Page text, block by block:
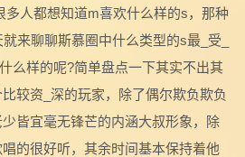
多人都想知道m喜欢什么样的s，那种
来聊聊斯慕圈中什么类型的s最_受_
么样的呢?简单盘点一下其实不出其
较资_深的玩家，除了偶尔欺负欺负
皆宜毫无锋芒的内涵大叔形象，除
的很好听，其余时间基本保持着他